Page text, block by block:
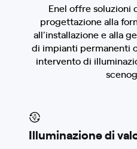
Enel offre soluzioni
progettazione alla
all’installazione e alla
di impianti permanenti
intervento di
Illuminazione di